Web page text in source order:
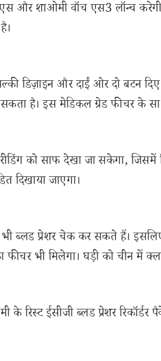
और शाओमी वॉच एस3 लॉन्च
डिज़ाइन और दाईं ओर दो बटन
है। इस मेडिकल ग्रेड फीचर के
को साफ देखा जा सकेगा, जिसमें
दिखाया जाएगा।
भी ब्लड प्रेशर चेक कर सकते हैं।
भी मिलेगा। घड़ी को चीन में
रिस्ट ईसीजी ब्लड प्रेशर रिकॉर्डर